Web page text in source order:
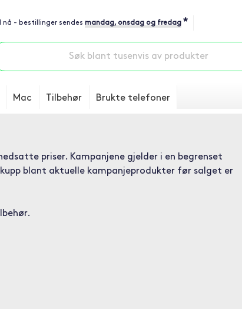
nå - bestillinger sendes mandag, onsdag og fredag *
Mac Tilbehør Brukte telefoner
priser. Kampanjene gjelder i en begrenset
blant aktuelle kampanjeprodukter før salget er